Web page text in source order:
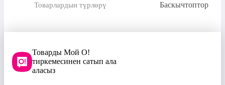
Товарлардын түрлөрү Баскычтоптор
Товарды Мой О!
тиркемесинен сатып ала
аласыз